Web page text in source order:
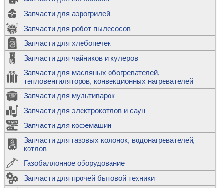
Запчасти для аэрогрилей
Запчасти для робот пылесосов
Запчасти для хлебопечек
Запчасти для чайников и кулеров
Запчасти для масляных обогревателей,
тепловентиляторов, конвекционных нагревателей
Запчасти для мультиварок
Запчасти для электрокотлов и саун
Запчасти для кофемашин
Запчасти для газовых колонок, водонагревателей,
котлов
Газобаллонное оборудование
Запчасти для прочей бытовой техники